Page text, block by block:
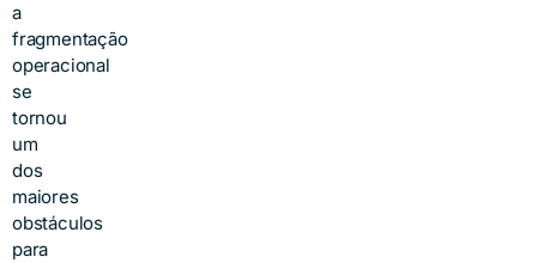
a
fragmentação
operacional
se
tornou
um
dos
maiores
obstáculos
para